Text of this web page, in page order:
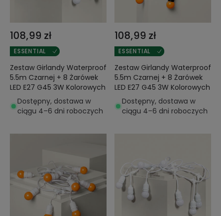
108,99 zł
ESSENTIAL
Zestaw Girlandy Waterproof
5.5m Czarnej + 8 Żarówek
LED E27 G45 3W Kolorowych
Dostępny, dostawa w
ciągu 4–6 dni roboczych
108,99 zł
ESSENTIAL
Zestaw Girlandy Waterproof
5.5m Czarnej + 8 Żarówek
LED E27 G45 3W Kolorowych
Dostępny, dostawa w
ciągu 4–6 dni roboczych